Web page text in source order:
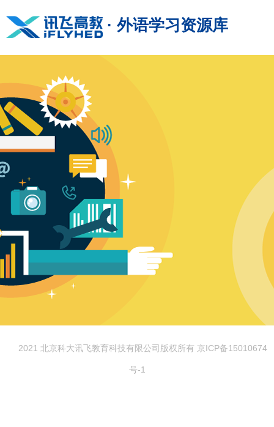
· 外语学习资源库
© 2021 北京科大讯飞教育科技有限公司版权所有 京ICP备15010674
号-1